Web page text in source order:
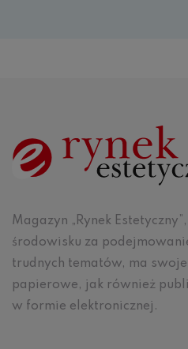
Magazyn „Rynek
środowisku za
trudnych tematów, ma
papierowe, jak również
w formie elektronicznej.